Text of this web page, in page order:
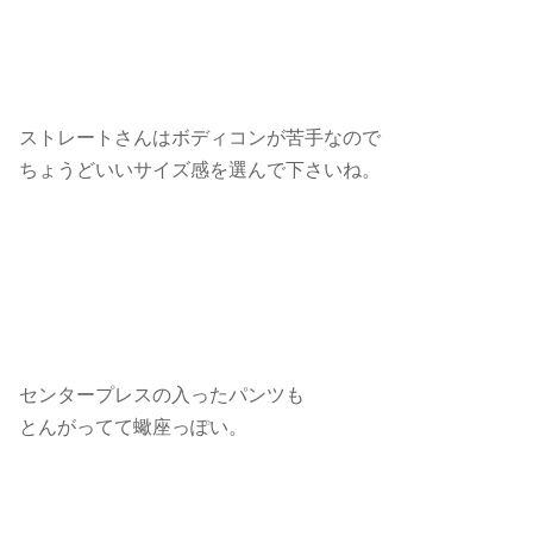
ストレートさんはボディコンが苦手なので
ちょうどいいサイズ感を選んで下さいね。
センタープレスの入ったパンツも
とんがってて蠍座っぽい。